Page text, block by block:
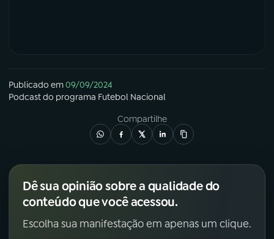
Publicado em09/09/2024
Podcastdo programa Futebol Nacional
Compartilhe
Dê sua opinião sobre a qualidade do
conteúdo que você acessou.
Escolha sua manifestação em apenas um clique.